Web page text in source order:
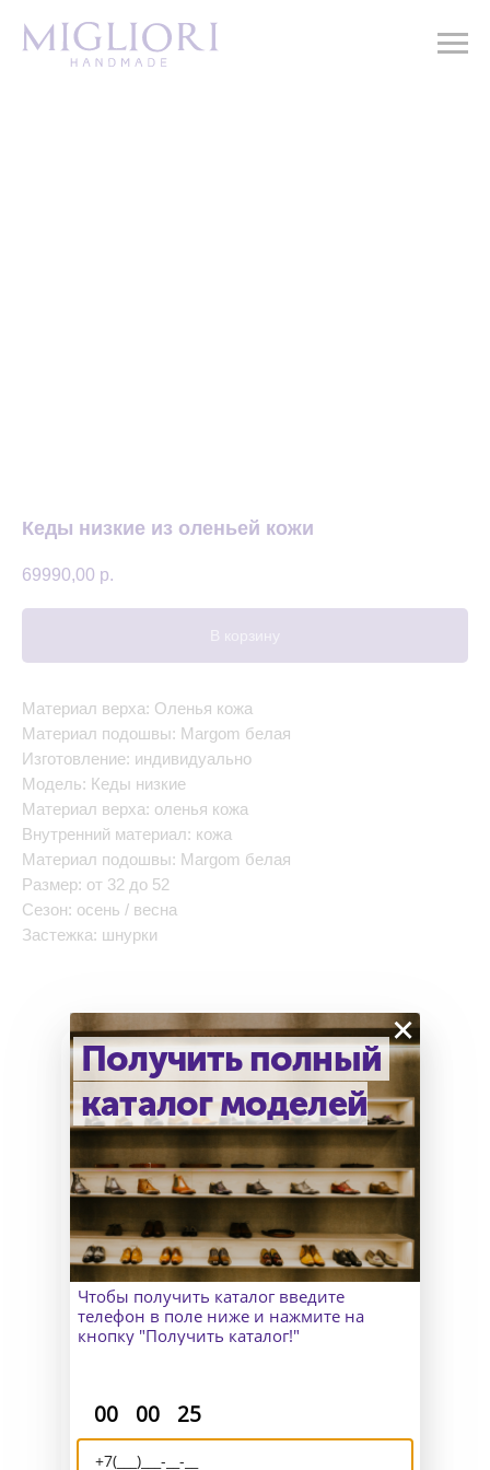
Кеды низкие из оленьей кожи
69990,00 р.
В корзину
Материал верха: Оленья кожа
Материал подошвы: Margom белая
Изготовление: индивидуально
Модель: Кеды низкие
Материал верха: оленья кожа
Внутренний материал: кожа
Материал подошвы: Margom белая
Размер: от 32 до 52
Сезон: осень / весна
Застежка: шнурки
Доставка и возврат
В Москве к Вам приедет
замерщик, а для клиентов
из других городов организуем
удаленный пошив и отправим
макеты для снятия мерок.
Как узнать точный размер?
Отправляем Вашу обувь по всему
Получить полный
каталог моделей
×
Чтобы получить каталог введите
телефон в поле ниже и нажмите на
кнопку "Получить каталог!"
00 00 25